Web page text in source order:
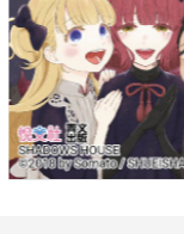
§閃耀推薦§
●上官昭儀──光能身
個人療癒需要核心
探索神祕的世界往往
界從來不曾分離過